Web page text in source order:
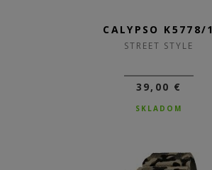
CALYPSO K5778/1
STREET STYLE
39,00 €
SKLADOM